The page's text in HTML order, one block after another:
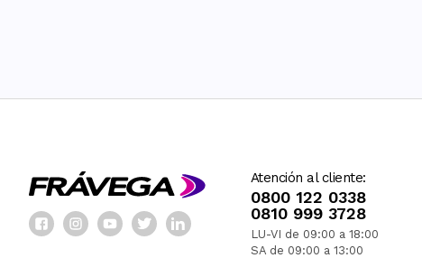
Atención al cliente:
0800 122 0338
0810 999 3728
LU-VI de 09:00 a 18:00
SA de 09:00 a 13:00